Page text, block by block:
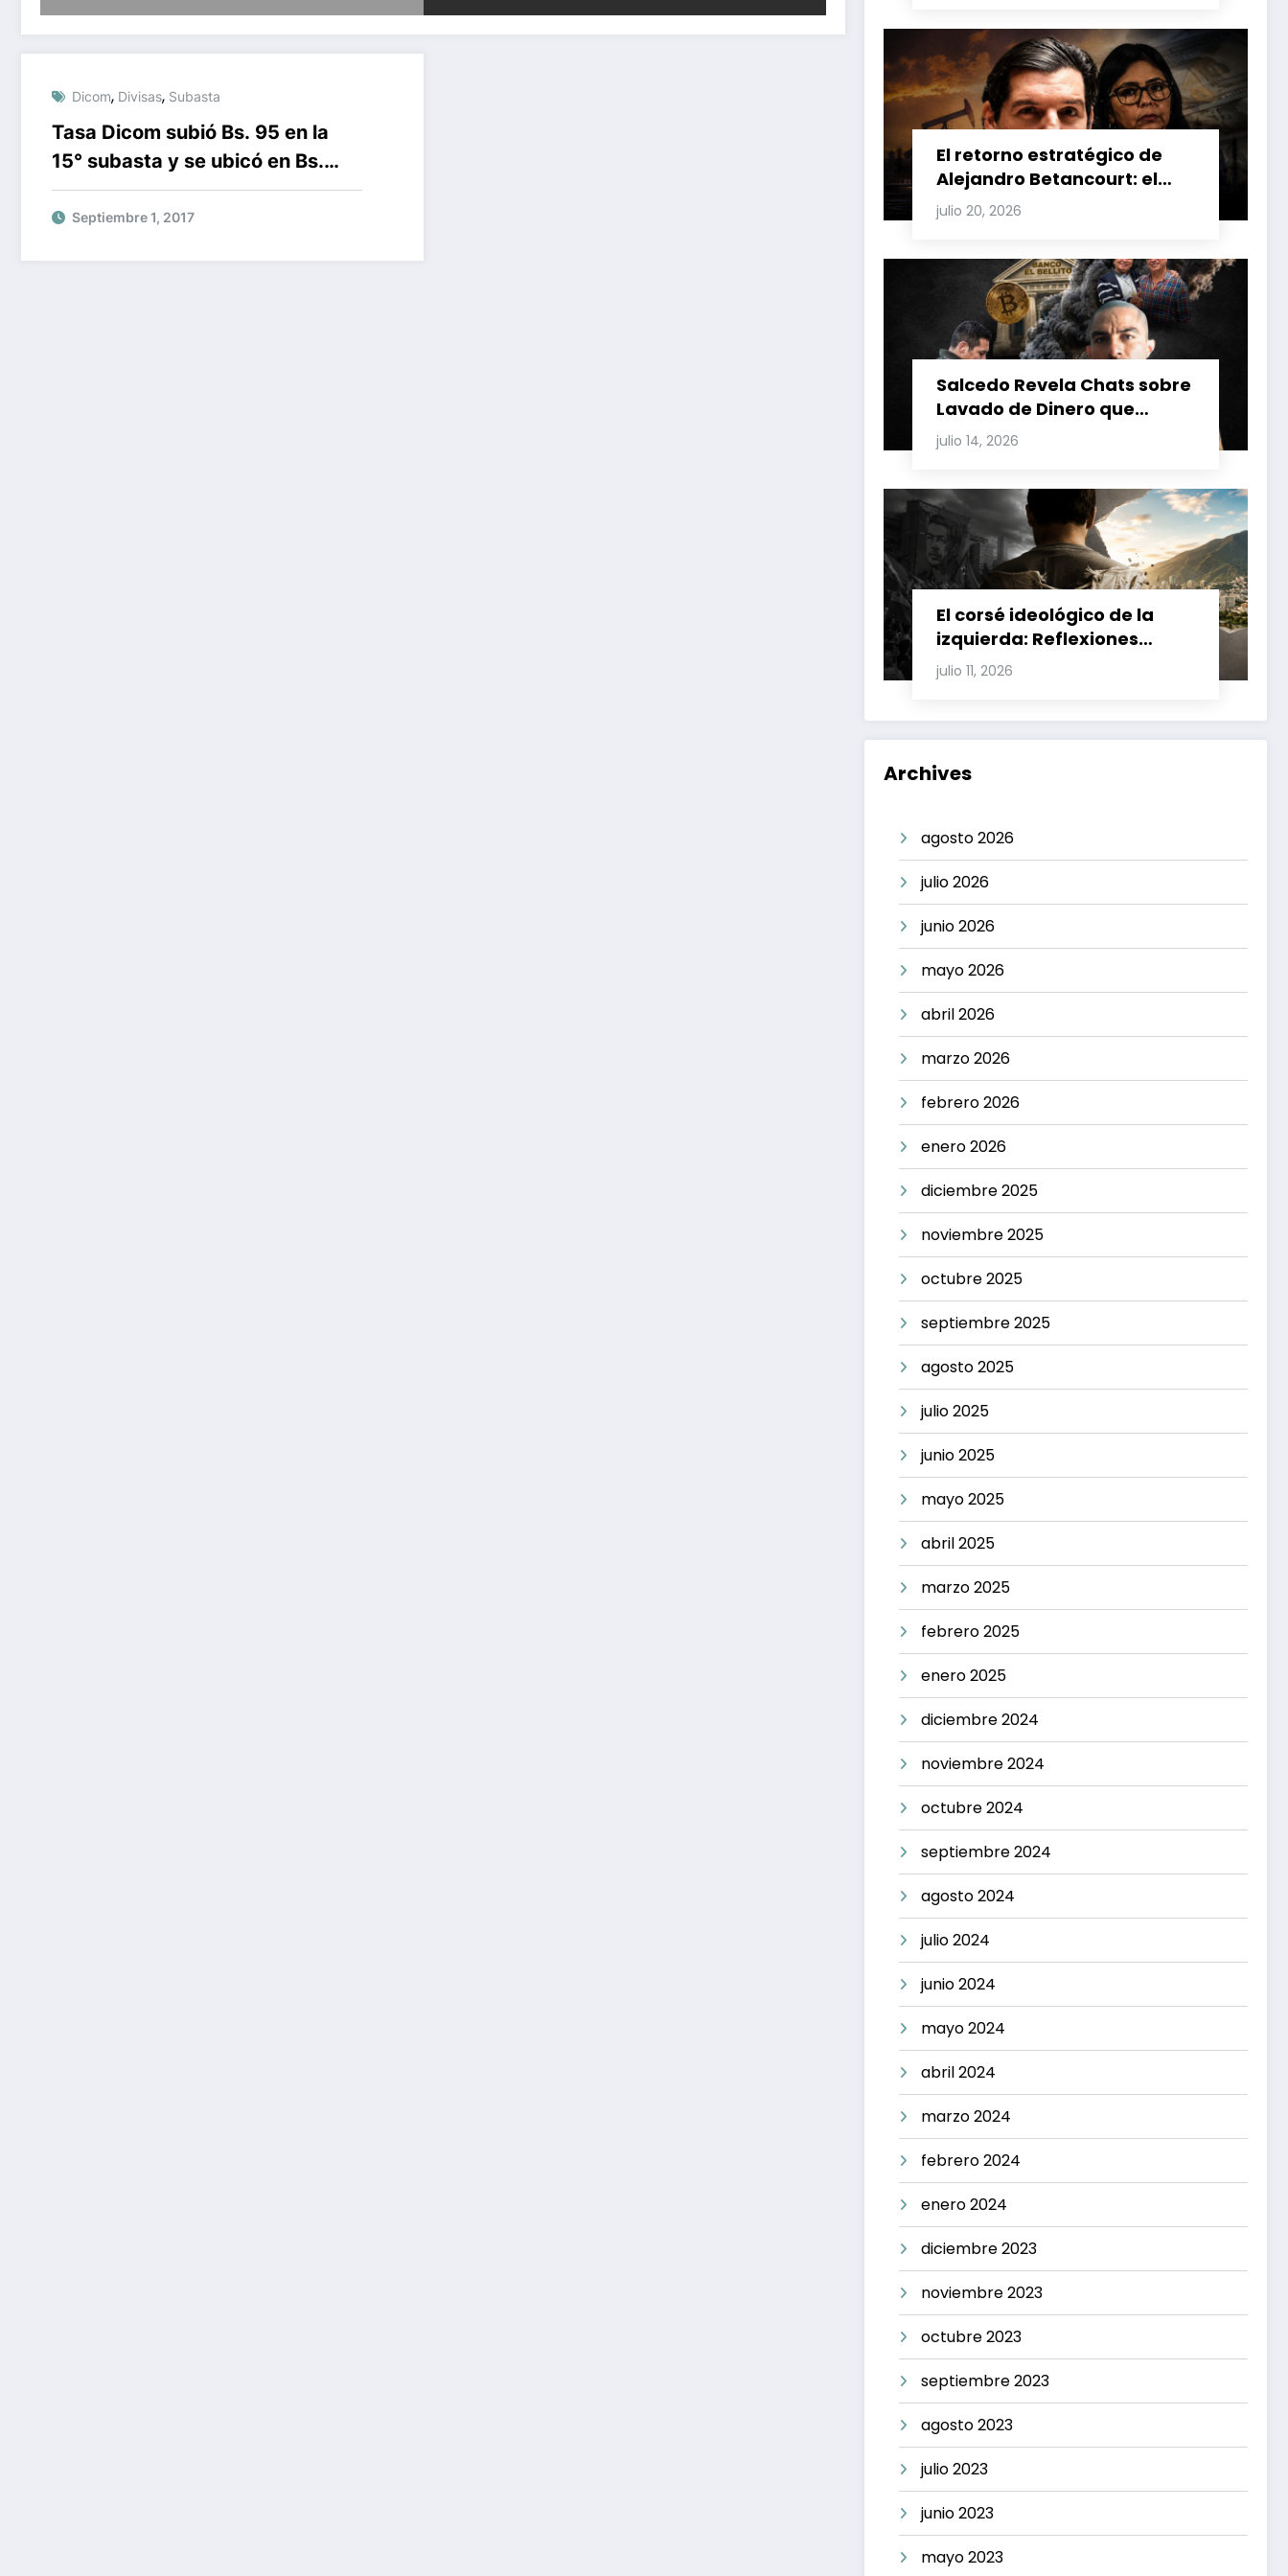
Dicom, Divisas, Subasta
Tasa Dicom subió Bs. 95 en la
15° subasta y se ubicó en Bs.
3.345
Septiembre 1, 2017
El retorno estratégico de
Alejandro Betancourt: el
bolichico que desafía la
justicia y renueva su poder
venezolana
julio 20, 2026
Salcedo Revela Chats sobre
Lavado de Dinero que
Involucran a Glas, Correa y
Juan Fernando Petro en el
julio 14, 2026
El corsé ideológico de la
izquierda: Reflexiones
sobre el fracaso chavista y
la crisis moral en América
julio 11, 2026
Archives
agosto 2026
julio 2026
junio 2026
mayo 2026
abril 2026
marzo 2026
febrero 2026
enero 2026
diciembre 2025
noviembre 2025
octubre 2025
septiembre 2025
agosto 2025
julio 2025
junio 2025
mayo 2025
abril 2025
marzo 2025
febrero 2025
enero 2025
diciembre 2024
noviembre 2024
octubre 2024
septiembre 2024
agosto 2024
julio 2024
junio 2024
mayo 2024
abril 2024
marzo 2024
febrero 2024
enero 2024
diciembre 2023
noviembre 2023
octubre 2023
septiembre 2023
agosto 2023
julio 2023
junio 2023
mayo 2023